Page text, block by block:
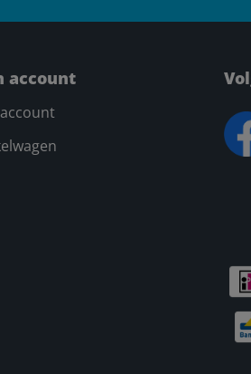
account